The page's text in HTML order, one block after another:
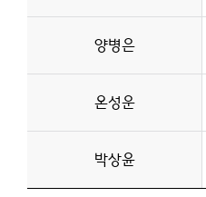
양병은
온성운
박상윤